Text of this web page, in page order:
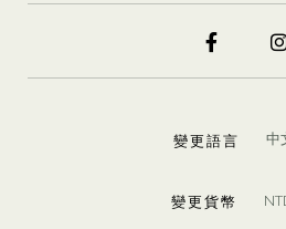
變更語言
變更貨幣